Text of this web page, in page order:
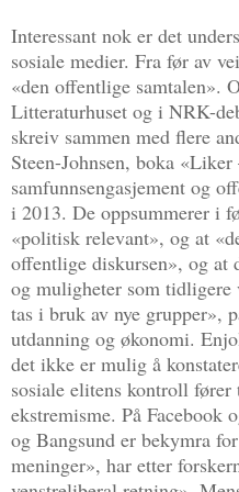
Interessant nok er det
sosiale medier. Fra før av
«den offentlige samtalen».
Litteraturhuset og i NRK-
skreiv sammen med flere
Steen-Johnsen, boka
samfunnsengasjement og
i 2013. De oppsummerer i
«politisk relevant», og at
offentlige diskursen», og at
og muligheter som tidligere
tas i bruk av nye grupper»,
utdanning og økonomi.
det ikke er mulig å
sosiale elitens kontroll
ekstremisme. På Facebook
og Bangsund er bekymra
meninger», har etter